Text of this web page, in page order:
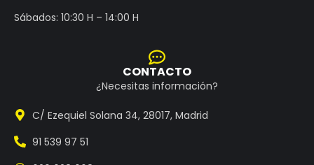
Sábados: 10:30 H – 14:00 H
CONTACTO
¿Necesitas información?
C/ Ezequiel Solana 34, 28017, Madrid
91 539 97 51